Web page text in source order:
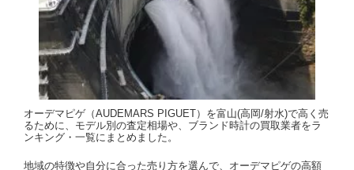
オーデマピゲ（AUDEMARS PIGUET）を富山(高岡/射水)で高く売
るために、モデル別の査定相場や、ブランド時計の買取業者をラ
ンキング・一覧にまとめました。
地域の特徴や自分に合った売り方を選んで、オーデマピゲの高額